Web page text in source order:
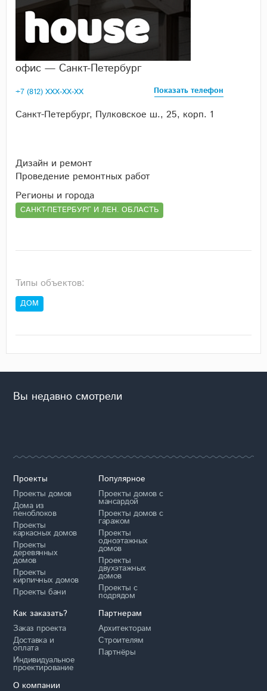
офис — Санкт-Петербург
+7 (812) XXX-XX-XX Показать телефон
Санкт-Петербург, Пулковское ш., 25, корп. 1
Дизайн и ремонт
Проведение ремонтных работ
Регионы и города
САНКТ-ПЕТЕРБУРГ И ЛЕН. ОБЛАСТЬ
Типы объектов:
ДОМ
Вы недавно смотрели
Проекты
Проекты домов
Дома из
пеноблоков
Проекты
каркасных домов
Проекты
деревянных
домов
Проекты
кирпичных домов
Проекты бани
Популярное
Проекты домов с
мансардой
Проекты домов с
гаражом
Проекты
одноэтажных
домов
Проекты
двухэтажных
домов
Проекты с
подрядом
Как заказать?
Заказ проекта
Доставка и
оплата
Индивидуальное
проектирование
Партнерам
Архитекторам
Строителям
Партнёры
О компании